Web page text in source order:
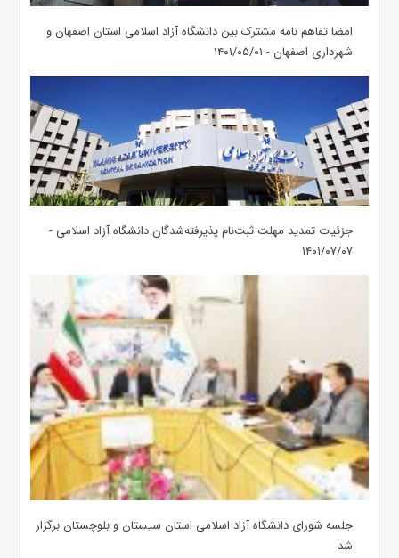
امضا تفاهم نامه مشترک بین دانشگاه آزاد اسلامی استان اصفهان و
شهرداری اصفهان - ۱۴۰۱/۰۵/۰۱
جزئیات تمدید مهلت ثبت‌نام پذیرفته‌شدگان دانشگاه آزاد اسلامی -
۱۴۰۱/۰۷/۰۷
جلسه شورای دانشگاه آزاد اسلامی استان سیستان و بلوچستان برگزار
شد